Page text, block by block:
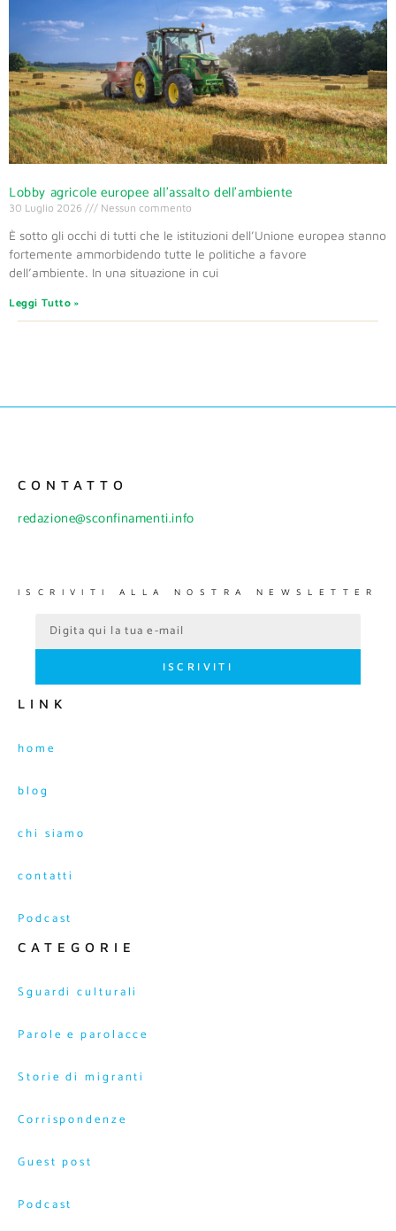
Lobby agricole europee all’assalto dell’ambiente
30 Luglio 2026 Nessun commento
È sotto gli occhi di tutti che le istituzioni dell’Unione europea stanno
fortemente ammorbidendo tutte le politiche a favore
dell’ambiente. In una situazione in cui
Leggi Tutto »
CONTATTO
redazione@sconfinamenti.info
ISCRIVITI ALLA NOSTRA NEWSLETTER
ISCRIVITI
LINK
home
blog
chi siamo
contatti
Podcast
CATEGORIE
Sguardi culturali
Parole e parolacce
Storie di migranti
Corrispondenze
Guest post
Podcast